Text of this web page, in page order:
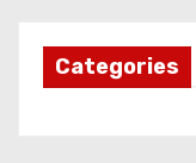
Categories